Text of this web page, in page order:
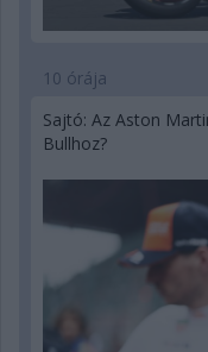
10 órája
Sajtó: Az Aston
Bullhoz?